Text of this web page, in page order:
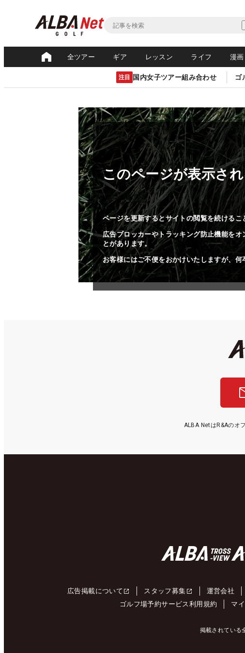
全ツアー ギア レッスン ライフ 漫画
注目 国内女子ツアー組み合わせ ゴ
このページが表示さ
ページを更新するとサイトの閲覧を続けるこ
広告ブロッカーやトラッキング防止機能を
とがあります。
お客様にはご不便をおかけいたしますが、何
ALBA NetはR&Aのオ
広告掲載について スタッフ募集 運営会社
ゴルフ場予約サービス利用規約
マ
掲載されている